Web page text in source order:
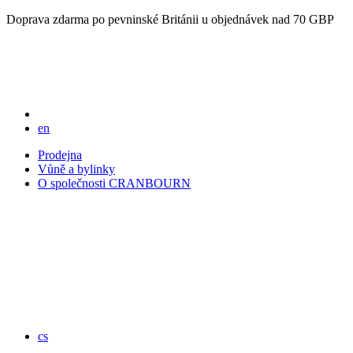
Doprava zdarma po pevninské Británii u objednávek nad 70 GBP
en
Prodejna
Vůně a bylinky
O společnosti CRANBOURN
cs